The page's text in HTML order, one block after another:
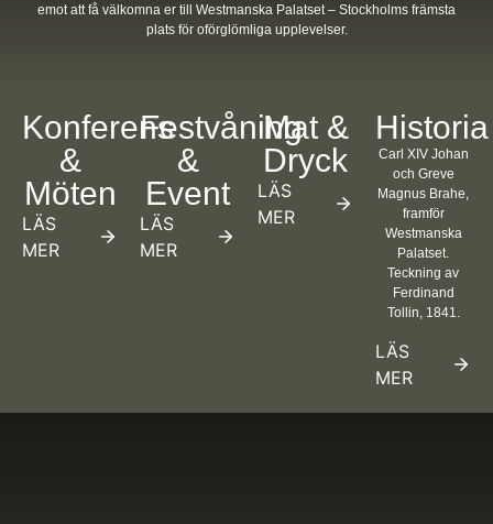
emot att få välkomna er till Westmanska Palatset – Stockholms främsta
plats för oförglömliga upplevelser.
Konferens
&
Möten
LÄS
MER
Festvåning
&
Event
LÄS
MER
Mat &
Dryck
LÄS
MER
Historia
Carl XIV Johan
och Greve
Magnus Brahe,
framför
Westmanska
Palatset.
Teckning av
Ferdinand
Tollin, 1841.
LÄS
MER